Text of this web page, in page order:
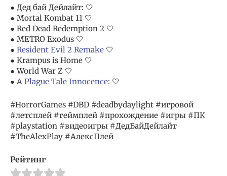
● Дед бай Дейлайт: 🤍
● Mortal Kombat 11 🤍
● Red Dead Redemption 2 🤍
● METRO Exodus 🤍
● Resident Evil 2 Remake 🤍
● Krampus is Home 🤍
● World War Z 🤍
● A Plague Tale Innocence: 🤍
#HorrorGames #DBD #deadbydaylight #игровой
#летсплей #геймплей #прохождение #игры #ПК
#playstation #видеоигры #ДедБайДейлайт
#TheAlexPlay #АлексПлей
Рейтинг